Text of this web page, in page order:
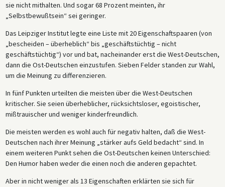
sie nicht mithalten. Und sogar 68 Prozent meinten, ihr
„Selbstbewußtsein“ sei geringer.
Das Leipziger Institut legte eine Liste mit 20 Eigenschaftspaaren (von
„bescheiden – überheblich“ bis „geschäftstüchtig – nicht
geschäftstüchtig“) vor und bat, nacheinander erst die West-Deutschen,
dann die Ost-Deutschen einzustufen. Sieben Felder standen zur Wahl,
um die Meinung zu differenzieren.
In fünf Punkten urteilten die meisten über die West-Deutschen
kritischer. Sie seien überheblicher, rücksichtsloser, egoistischer,
mißtrauischer und weniger kinderfreundlich.
Die meisten werden es wohl auch für negativ halten, daß die West-
Deutschen nach ihrer Meinung „stärker aufs Geld bedacht“ sind. In
einem weiteren Punkt sehen die Ost-Deutschen keinen Unterschied:
Den Humor haben weder die einen noch die anderen gepachtet.
Aber in nicht weniger als 13 Eigenschaften erklärten sie sich für